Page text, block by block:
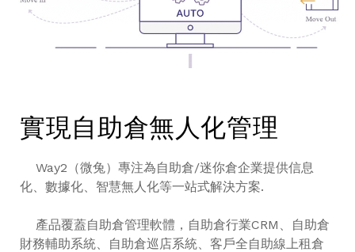
實現自助倉無人化管理
Way2（微兔）專注為自助倉/迷你倉企業提供信息
化、數據化、智慧無人化等一站式解決方案.
產品覆蓋自助倉管理軟體，自助倉行業CRM、自助倉
財務輔助系統、自助倉巡店系統、客戶全自助線上租倉